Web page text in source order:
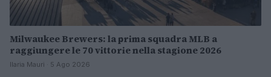
Milwaukee Brewers: la prima squadra MLB a
raggiungere le 70 vittorie nella stagione 2026
Ilaria Mauri · 5 Ago 2026